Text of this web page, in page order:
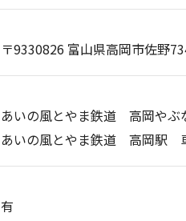
〒9330826 富山県高岡市佐野
あいの風とやま鉄道 高岡や
あいの風とやま鉄道 高岡駅
有